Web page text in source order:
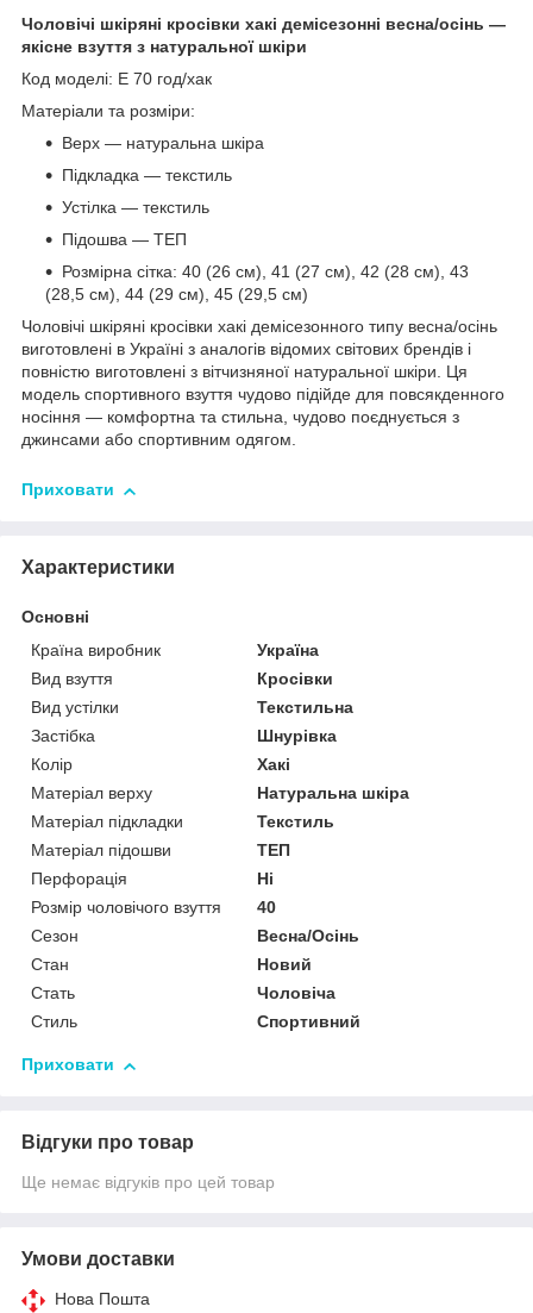
Чоловічі шкіряні кросівки хакі демісезонні весна/осінь —
якісне взуття з натуральної шкіри
Код моделі: E 70 год/хак
Матеріали та розміри:
Верх — натуральна шкіра
Підкладка — текстиль
Устілка — текстиль
Підошва — ТЕП
Розмірна сітка: 40 (26 см), 41 (27 см), 42 (28 см), 43
(28,5 см), 44 (29 см), 45 (29,5 см)
Чоловічі шкіряні кросівки хакі демісезонного типу весна/осінь
виготовлені в Україні з аналогів відомих світових брендів і
повністю виготовлені з вітчизняної натуральної шкіри. Ця
модель спортивного взуття чудово підійде для повсякденного
носіння — комфортна та стильна, чудово поєднується з
джинсами або спортивним одягом.
Приховати
Характеристики
Основні
Країна виробник
Україна
Вид взуття
Кросівки
Вид устілки
Текстильна
Застібка
Шнурівка
Колір
Хакі
Матеріал верху
Натуральна шкіра
Матеріал підкладки
Текстиль
Матеріал підошви
ТЕП
Перфорація
Ні
Розмір чоловічого взуття
40
Сезон
Весна/Осінь
Стан
Новий
Стать
Чоловіча
Стиль
Спортивний
Приховати
Відгуки про товар
Ще немає відгуків про цей товар
Умови доставки
Нова Пошта